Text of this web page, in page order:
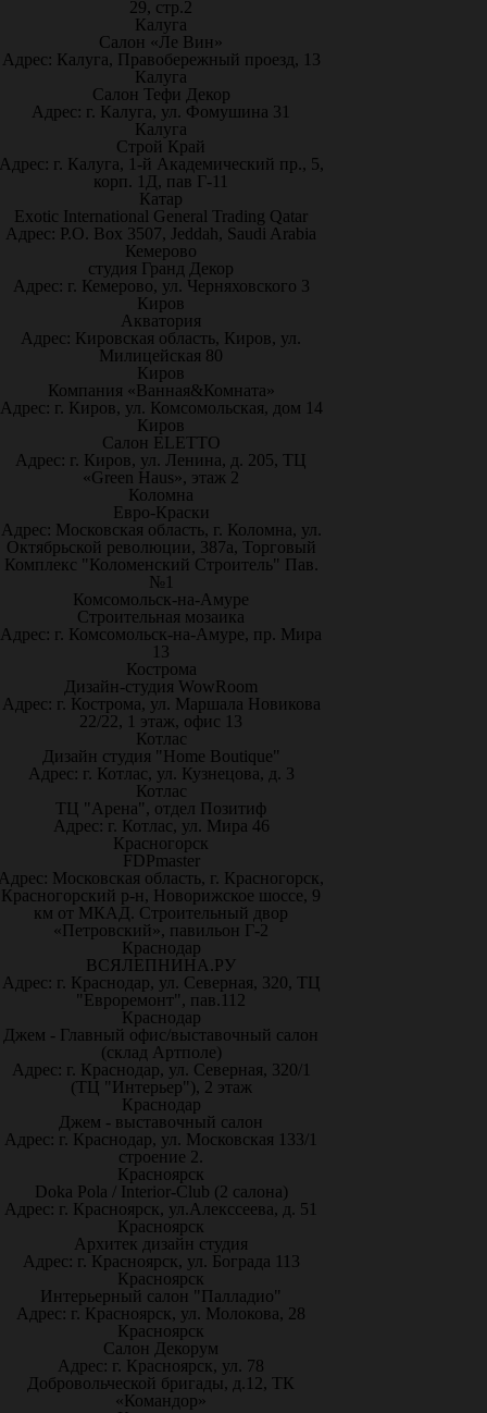
29, стр.2
Калуга
Салон «Ле Вин»
Адрес: Калуга, Правобережный проезд, 13
Калуга
Салон Тефи Декор
Адрес: г. Калуга, ул. Фомушина 31
Калуга
Строй Край
г. Калуга, 1-й Академический пр., 5,
корп. 1Д, пав Г-11
Катар
Exotic International General Trading Qatar
Адрес: P.O. Box 3507, Jeddah, Saudi Arabia
Кемерово
студия Гранд Декор
Адрес: г. Кемерово, ул. Черняховского 3
Киров
Акватория
Адрес: Кировская область, Киров, ул.
Милицейская 80
Киров
Компания «Ванная&Комната»
Адрес: г. Киров, ул. Комсомольская, дом 14
Киров
Салон ELETTO
Адрес: г. Киров, ул. Ленина, д. 205, ТЦ
«Green Haus», этаж 2
Коломна
Евро-Краски
Адрес: Московская область, г. Коломна, ул.
Октябрьской революции, 387а, Торговый
Комплекс "Коломенский Строитель" Пав.
№1
Комсомольск-на-Амуре
Строительная мозаика
Адрес: г. Комсомольск-на-Амуре, пр. Мира
13
Кострома
Дизайн-студия WowRoom
Адрес: г. Кострома, ул. Маршала Новикова
22/22, 1 этаж, офис 13
Котлас
Дизайн студия "Home Boutique"
Адрес: г. Котлас, ул. Кузнецова, д. 3
Котлас
ТЦ "Арена", отдел Позитиф
Адрес: г. Котлас, ул. Мира 46
Красногорск
FDPmaster
Московская область, г. Красногорск,
Красногорский р-н, Новорижское шоссе, 9
км от МКАД. Строительный двор
«Петровский», павильон Г-2
Краснодар
ВСЯЛЕПНИНА.РУ
Адрес: г. Краснодар, ул. Северная, 320, ТЦ
"Евроремонт", пав.112
Краснодар
Джем - Главный офис/выставочный салон
(склад Артполе)
Адрес: г. Краснодар, ул. Северная, 320/1
(ТЦ "Интерьер"), 2 этаж
Краснодар
Джем - выставочный салон
Адрес: г. Краснодар, ул. Московская 133/1
строение 2.
Красноярск
Doka Pola / Interior-Club (2 салона)
Адрес: г. Красноярск, ул.Алекссеева, д. 51
Красноярск
Архитек дизайн студия
Адрес: г. Красноярск, ул. Бограда 113
Красноярск
Интерьерный салон "Палладио"
Адрес: г. Красноярск, ул. Молокова, 28
Красноярск
Салон Декорум
Адрес: г. Красноярск, ул. 78
Добровольческой бригады, д.12, ТК
«Командор»